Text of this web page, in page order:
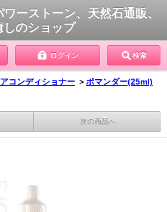
ーストーン、天然石通販、
しのショップ
ログイン 検索
コンディショナー ＞ポマンダー(25ml)
次の商品へ